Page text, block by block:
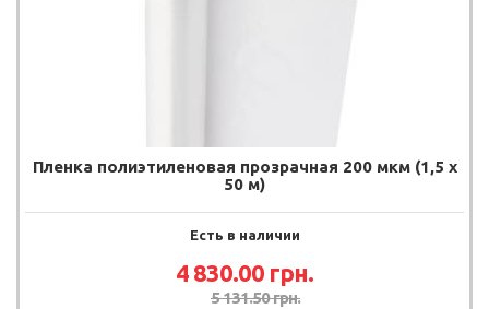
Пленка полиэтиленовая прозрачная 200 мкм (1,5 х
50 м)
Есть в наличии
4 830.00 грн.
5 131.50 грн.